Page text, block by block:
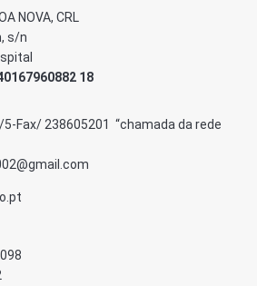
NOVA, CRL
s/n
18
Fax/ 238605201 “chamada da rede